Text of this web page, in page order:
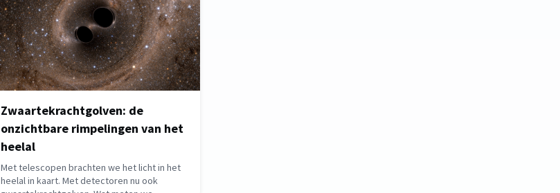
March 18, 2026
Zwaartekrachtgolven: de
onzichtbare rimpelingen van het
heelal
Met telescopen brachten we het licht in het
heelal in kaart. Met detectoren nu ook